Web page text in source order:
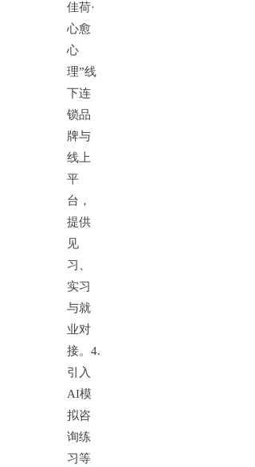
佳荷·
心愈
心
理”线
下连
锁品
牌与
线上
平
台，
提供
见
习、
实习
与就
业对
接。4.
引入
AI模
拟咨
询练
习等